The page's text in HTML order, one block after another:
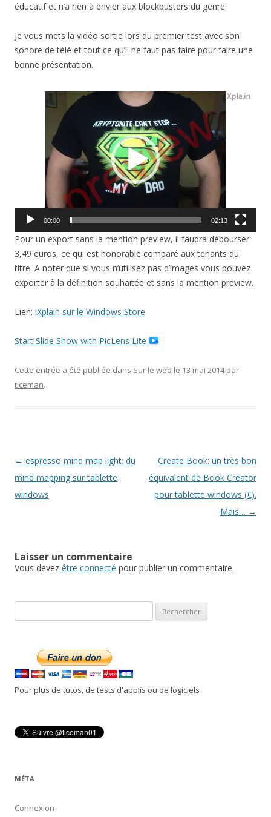
éducatif et n’a rien à envier aux blockbusters du genre.
Je vous mets la vidéo sortie lors du premier test avec son
sonore de télé et tout ce qu’il ne faut pas faire pour faire une
bonne présentation.
00:00 02:13
Pour un export sans la mention preview, il faudra débourser
3,49 euros, ce qui est honorable comparé aux tenants du
titre. A noter que si vous n’utilisez pas d’images vous pouvez
exporter à la définition souhaitée et sans la mention preview.
Lien: iXplain sur le Windows Store
Start Slide Show with PicLens Lite
Cette entrée a été publiée dans Sur le web le 13 mai 2014 par
ticeman.
Navigation
des
articles
← espresso mind map light: du
mind mapping sur tablette
windows
Create Book: un très bon
équivalent de Book Creator
pour tablette windows (€).
Mais… →
Laisser un commentaire
Vous devez être connecté pour publier un commentaire.
e
e
r
c
e
r
Pour plus de tutos, de tests d'applis ou de logiciels
MÉTA
Connexion